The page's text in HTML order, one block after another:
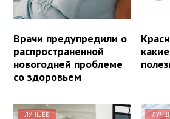
Врачи предупредили о
распространенной
новогодней проблеме
со здоровьем
ЛУЧШЕЕ